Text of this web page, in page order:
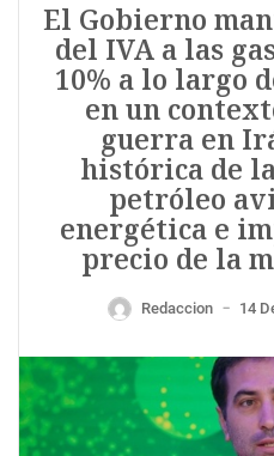
El Gobierno
del IVA a las
10% a lo largo
en un
guerra en
histórica de
petróleo
energética e
precio de la
Redaccion — 14